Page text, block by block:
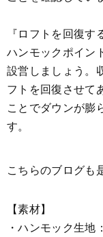
『ロフトを回復す
ハンモックポイン
設営しましょう。
フトを回復させて
ことでダウンが膨
す。
こちらのブログ
【素材】
・ハンモック生